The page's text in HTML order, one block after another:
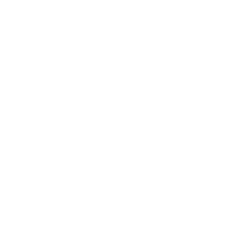
hikmete götüren bir
diyor, Kur’ân aklı
Nitekim yukarıda
“Eğer yeryüzünde
vesileyle akıllar
Gezip görenler